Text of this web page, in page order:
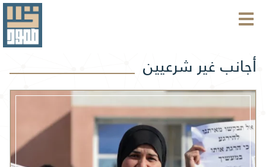
أجانب غير شرعيين